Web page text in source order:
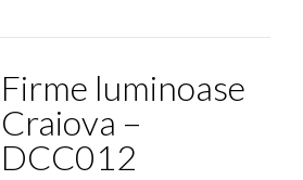
Firme luminoase
Craiova –
DCC012